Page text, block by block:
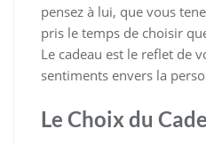
pensez à lui, que vous
pris le temps de choisir
Le cadeau est le reflet de
sentiments envers la
Le Choix du